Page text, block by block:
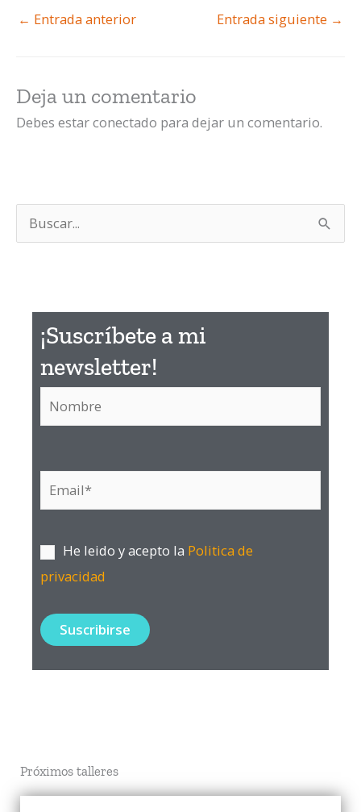
← Entrada anterior Entrada siguiente →
Deja un comentario
Debes estar conectado para dejar un comentario.
¡Suscríbete a mi
newsletter!​
He leido y acepto la Politica de
privacidad
Próximos talleres